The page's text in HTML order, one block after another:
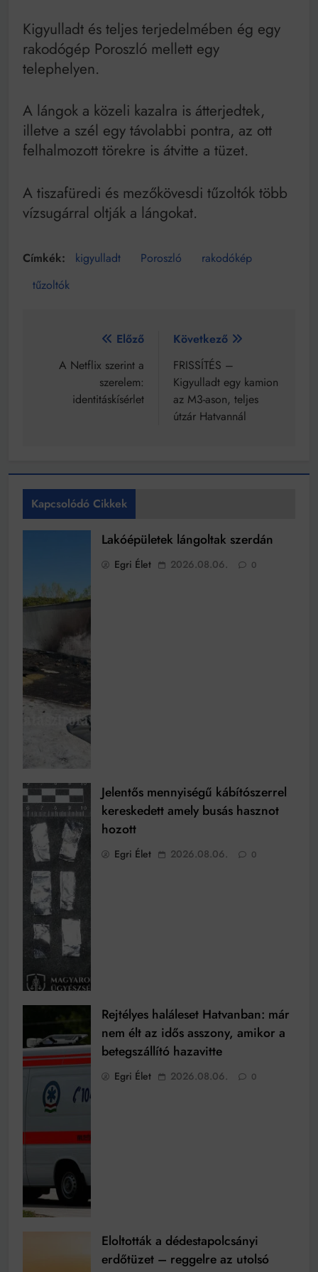
Bitumenes lapostetők: a bevált technológia akkor
működik, ha jól van felújítva
Kigyulladt és teljes terjedelmében ég egy
rakodógép Poroszló mellett egy
telephelyen.
A lángok a közeli kazalra is átterjedtek,
illetve a szél egy távolabbi pontra, az ott
felhalmozott törekre is átvitte a tüzet.
A tiszafüredi és mezőkövesdi tűzoltók több
vízsugárral oltják a lángokat.
kigyulladt Poroszló
rakodókép
tűzoltók
Bejegyzés
navigáció
Előző
A Netflix szerint a
szerelem:
identitáskísérlet
Következő
FRISSÍTÉS –
Kigyulladt egy kamion
az M3-ason, teljes
útzár Hatvannál
Kapcsolódó Cikkek
Lakóépületek lángoltak szerdán
Egri Élet 2026.08.06. 0
Jelentős mennyiségű kábítószerrel
kereskedett amely busás hasznot
hozott
Egri Élet 2026.08.06. 0
Rejtélyes haláleset Hatvanban: már
nem élt az idős asszony, amikor a
betegszállító hazavitte
Egri Élet 2026.08.06. 0
Eloltották a dédestapolcsányi
erdőtüzet – reggelre az utolsó